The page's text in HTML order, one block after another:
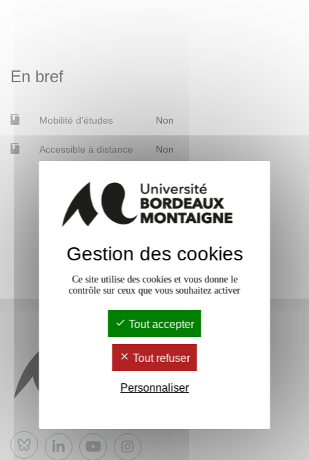
En bref
Mobilité d'études Non
Accessible à distance Non
Bluesky
Gestion des cookies
Ce site utilise des cookies et vous donne le
contrôle sur ceux que vous souhaitez activer
Tout accepter
Tout refuser
Personnaliser